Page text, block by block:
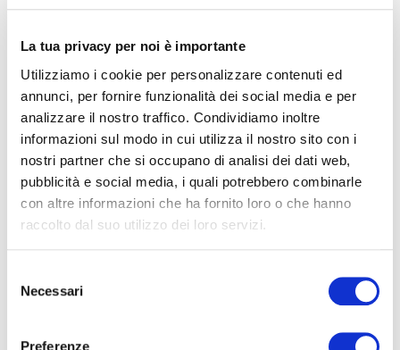
La tua privacy per noi è importante
Utilizziamo i cookie per personalizzare contenuti ed
annunci, per fornire funzionalità dei social media e per
analizzare il nostro traffico. Condividiamo inoltre
informazioni sul modo in cui utilizza il nostro sito con i
nostri partner che si occupano di analisi dei dati web,
pubblicità e social media, i quali potrebbero combinarle
con altre informazioni che ha fornito loro o che hanno
raccolto dal suo utilizzo dei loro servizi.
delNecessari
Preferenze
le chiusure di attività commerciali e l’invito a ridurre al
considerevole della nostra sedentarietà.
Passiamo dalla scrivania alla tavola, dal divano al letto, e
conduciamo uno stile di vita inattivo e malsano
grado di danneggiare nel medio e lungo termine la nostra
salute.
L’Organizzazione Mondiale della Sanità, mettendoci in
aumenta le cause di mortalità, raddoppia il rischio di
favorisce sovrappeso e obesità, aumenta il rischio di